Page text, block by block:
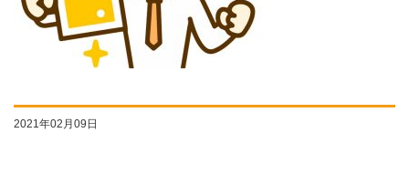
2021年02月09日